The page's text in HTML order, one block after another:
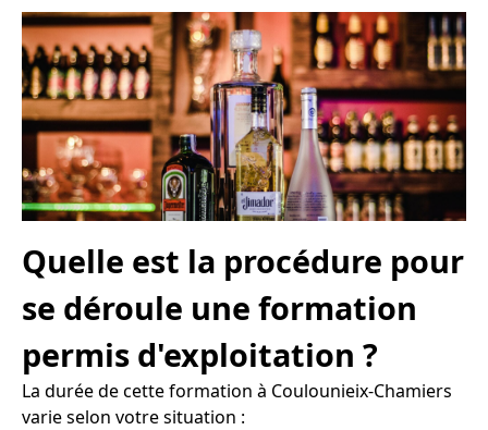
Quelle est la procédure pour
se déroule une formation
permis d'exploitation ?
La durée de cette formation à Coulounieix-Chamiers
varie selon votre situation :